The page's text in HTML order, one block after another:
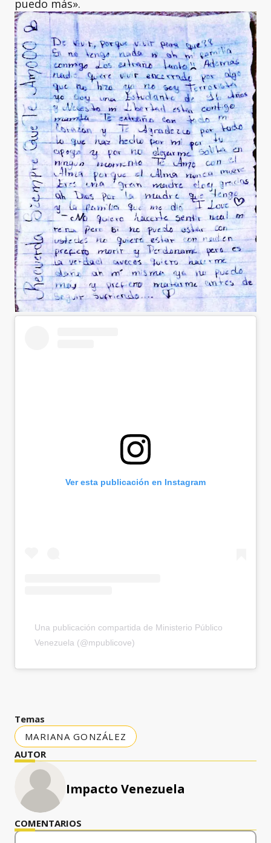
puedo más».
Ver esta publicación en Instagram
Una publicación compartida de Ministerio Público
Venezuela (@mpublicove)
Temas
MARIANA GONZÁLEZ
AUTOR
Impacto Venezuela
COMENTARIOS